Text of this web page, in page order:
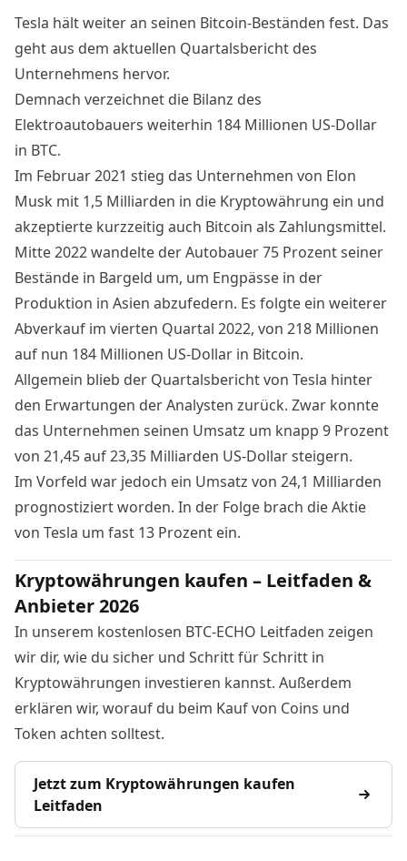
Tesla hält weiter an seinen Bitcoin-Beständen fest. Das
geht aus dem aktuellen Quartalsbericht des
Unternehmens hervor.
Demnach verzeichnet die Bilanz des
Elektroautobauers weiterhin 184 Millionen US-Dollar
in BTC.
Im Februar 2021 stieg das Unternehmen von Elon
Musk mit 1,5 Milliarden in die Kryptowährung ein und
akzeptierte kurzzeitig auch Bitcoin als Zahlungsmittel.
Mitte 2022 wandelte der Autobauer75 Prozentseiner
Bestände in Bargeld um, um Engpässe in der
Produktion in Asien abzufedern. Es folgte ein weiterer
Abverkauf im vierten Quartal 2022, von 218 Millionen
auf nun 184 Millionen US-Dollar in Bitcoin.
Allgemein blieb der Quartalsbericht von Tesla hinter
den Erwartungen der Analysten zurück. Zwar konnte
das Unternehmen seinen Umsatz um knapp 9 Prozent
von 21,45 auf 23,35 Milliarden US-Dollar steigern.
Im Vorfeld war jedoch ein Umsatz von 24,1 Milliarden
prognostiziert worden. In der Folge brach die Aktie
von Tesla um fast 13 Prozent ein.
Kryptowährungen kaufen – Leitfaden &
Anbieter 2026
In unserem kostenlosen BTC-ECHO Leitfaden zeigen
wir dir, wie du sicher und Schritt für Schritt in
Kryptowährungen investieren kannst. Außerdem
erklären wir, worauf du beim Kauf von Coins und
Token achten solltest.
Jetzt zum Kryptowährungen kaufen
Leitfaden